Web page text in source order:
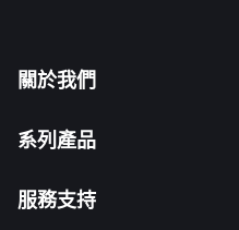
關於我們
系列產品
服務支持